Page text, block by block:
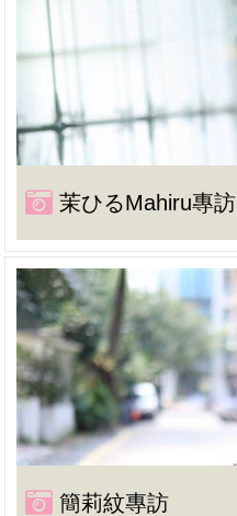
茉ひるMahiru專訪
簡莉紋專訪